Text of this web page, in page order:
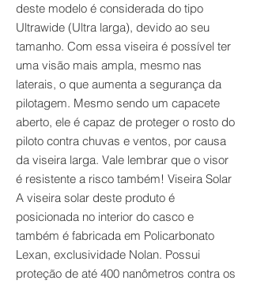
deste modelo é considerada do tipo
Ultrawide (Ultra larga), devido ao seu
tamanho. Com essa viseira é possível ter
uma visão mais ampla, mesmo nas
laterais, o que aumenta a segurança da
pilotagem. Mesmo sendo um capacete
aberto, ele é capaz de proteger o rosto do
piloto contra chuvas e ventos, por causa
da viseira larga. Vale lembrar que o visor
é resistente a risco também! Viseira Solar
A viseira solar deste produto é
posicionada no interior do casco e
também é fabricada em Policarbonato
Lexan, exclusividade Nolan. Possui
proteção de até 400 nanômetros contra os